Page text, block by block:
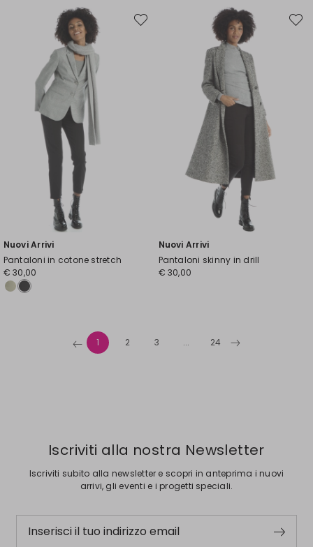
Nuovi Arrivi
Pantaloni in cotone stretch
€ 30,00
Sposta
Nuovi Arrivi
Pantaloni skinny in drill
€ 30,00
1 2 3 ... 24
Iscriviti alla nostra Newsletter
Iscriviti subito alla newsletter e scopri in anteprima i nuovi
arrivi, gli eventi e i progetti speciali.
Inserisci il tuo indirizzo email